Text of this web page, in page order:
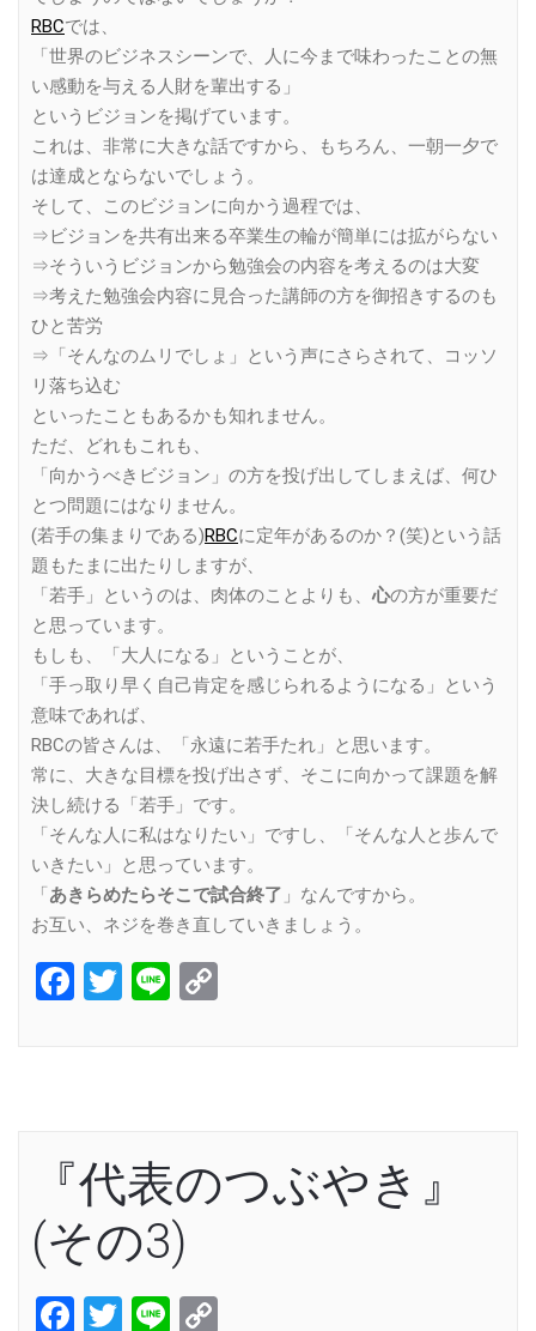
RBCでは、
「世界のビジネスシーンで、人に今まで味わったことの無
い感動を与える人財を輩出する」
というビジョンを掲げています。
これは、非常に大きな話ですから、もちろん、一朝一夕で
は達成とならないでしょう。
そして、このビジョンに向かう過程では、
⇒ビジョンを共有出来る卒業生の輪が簡単には拡がらない
⇒そういうビジョンから勉強会の内容を考えるのは大変
⇒考えた勉強会内容に見合った講師の方を御招きするのも
ひと苦労
⇒「そんなのムリでしょ」という声にさらされて、コッソ
リ落ち込む
といったこともあるかも知れません。
ただ、どれもこれも、
「向かうべきビジョン」の方を投げ出してしまえば、何ひ
とつ問題にはなりません。
(若手の集まりである)RBCに定年があるのか？(笑)という話
題もたまに出たりしますが、
「若手」というのは、肉体のことよりも、 心の方が重要だ
と思っています。
もしも、「大人になる」ということが、
「手っ取り早く自己肯定を感じられるようになる」という
意味であれば、
RBCの皆さんは、「永遠に若手たれ」と思います。
常に、大きな目標を投げ出さず、そこに向かって課題を解
決し続ける「若手」です。
「そんな人に私はなりたい」ですし、「そんな人と歩んで
いきたい」と思っています。
「あきらめたらそこで試合終了 」なんですから。
お互い、ネジを巻き直していきましょう。
Facebook
Twitter
Line
『代表のつぶやき』
(その3)
Facebook
Twitter
Line